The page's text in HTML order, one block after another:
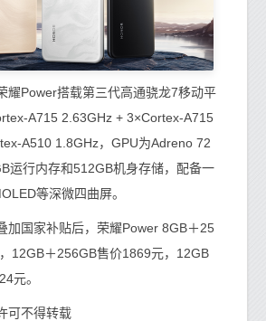
Power搭载第三代高通骁龙7移动平
A715 2.63GHz + 3×Cortex-A715
A510 1.8GHz，GPU为Adreno 72
运行内存和512GB机身存储，配备一
等深微四曲屏。
国家补贴后，荣耀Power 8GB＋25
12GB＋256GB售价1869元，12GB
元。
可不得转载